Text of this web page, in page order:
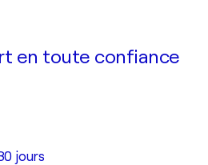
en toute confiance
jours